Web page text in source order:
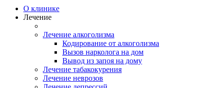
О клинике
Лечение
Лечение алкоголизма
Кодирование от алкоголизма
Вызов нарколога на дом
Вывод из запоя на дому
Лечение табакокурения
Лечение неврозов